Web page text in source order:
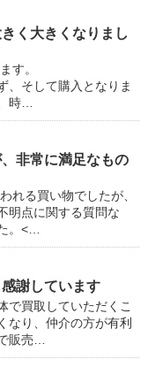
く大きくなりまし
す。
、そして購入となりま
時…
非常に満足なもの
れる買い物でしたが、
明点に関する質問な
。<…
謝しています
で買取していただくこ
なり、仲介の方が有利
販売…